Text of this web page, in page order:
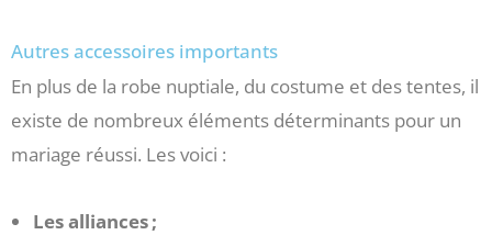
Autres accessoires importants
En plus de la robe nuptiale, du costume et des tentes, il
existe de nombreux éléments déterminants pour un
mariage réussi. Les voici :
Les alliances ;